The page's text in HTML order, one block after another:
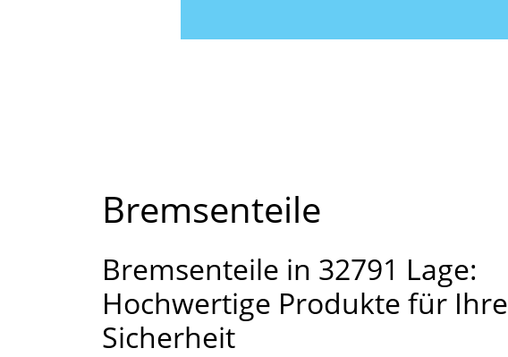
Bremsenteile
Bremsenteile in 32791 Lage:
Hochwertige Produkte für Ihre
Sicherheit